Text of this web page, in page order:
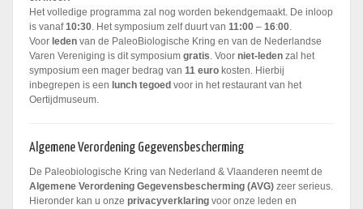
Het volledige programma zal nog worden bekendgemaakt. De inloop
is vanaf10:30. Het symposium zelf duurt van 11:00 – 16:00.
Voor leden van de PaleoBiologische Kring en van de Nederlandse
Varen Vereniging is dit symposium gratis. Voor niet-leden zal het
symposium een mager bedrag van 11 euro kosten. Hierbij
inbegrepen is een lunch tegoed voor in het restaurant van het
Oertijdmuseum.
Algemene Verordening Gegevensbescherming
De Paleobiologische Kring van Nederland & Vlaanderen neemt de
Algemene Verordening Gegevensbescherming (AVG) zeer serieus.
Hieronder kan u onze privacyverklaring voor onze leden en